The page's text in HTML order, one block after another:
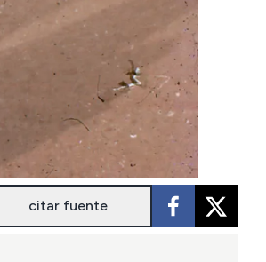
citar fuente